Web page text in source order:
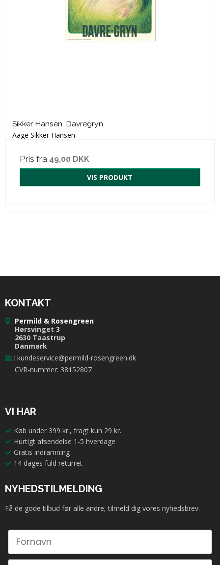
Sikker Hansen. Davregryn.
Aage Sikker Hansen
Pris fra 49,00 DKK
VIS PRODUKT
KONTAKT
Permild & Rosengreen
Hørsvinget 3
2630 Taastrup
Danmark
: kundeservice@permild-rosengreen.dk
CVR-nummer: 38152807
VI HAR
Køb under 399 kr., fragt kun 29 kr.
Hurtigt afsendelse 1-5 hverdage
Gratis indramning
14 dages fuld returret
NYHEDSTILMELDING
Få de gode tilbud før alle andre, tilmeld dig vores nyhedsbrev.